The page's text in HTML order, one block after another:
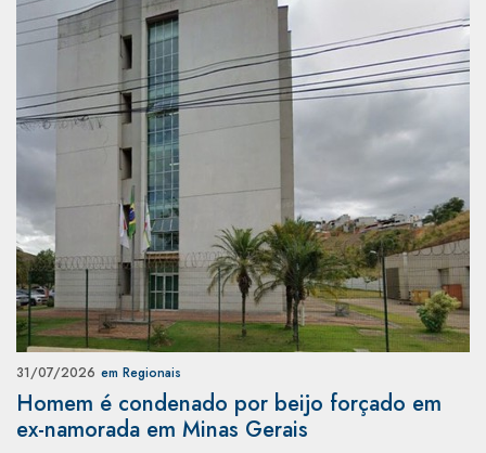
31/07/2026 em Regionais
Homem é condenado por beijo forçado em
ex-namorada em Minas Gerais